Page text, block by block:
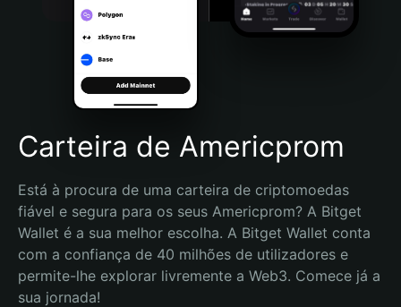
Português (Brasil)
Español (Argentina)
Carteira de Americprom
Está à procura de uma carteira de criptomoedas
fiável e segura para os seus Americprom? A Bitget
Wallet é a sua melhor escolha. A Bitget Wallet conta
com a confiança de 40 milhões de utilizadores e
permite-lhe explorar livremente a Web3. Comece já a
sua jornada!